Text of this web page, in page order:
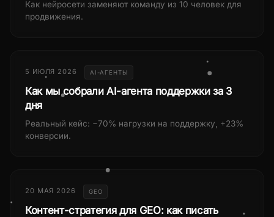
Как нейросети заменяют команду из 10 человек для
продвижения.
5 ИЮЛЯ 2026 AI-АГЕНТЫ
Как мы собрали AI-агента поддержки за 3
дня
Реальный кейс: −70% нагрузки на поддержку, +23%
конверсии.
20 МАЯ 2026 GEO
Контент-стратегия для GEO: как писать